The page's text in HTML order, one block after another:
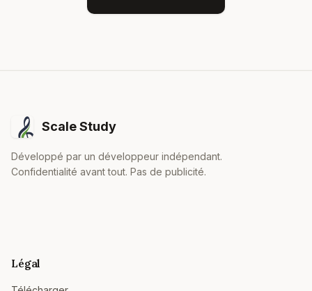
Scale Study
Développé par un développeur indépendant.
Confidentialité avant tout. Pas de publicité.
Légal